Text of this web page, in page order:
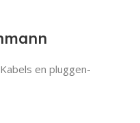
en pluggen-